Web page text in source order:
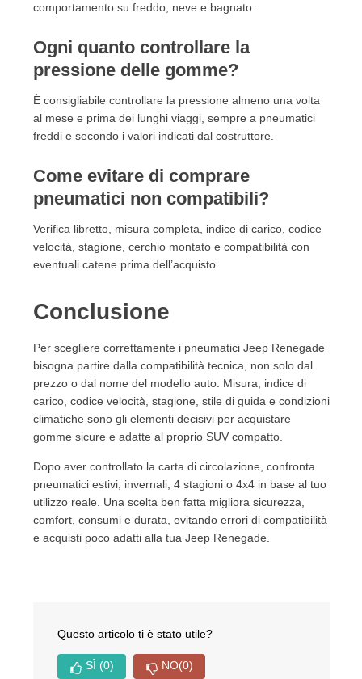
comportamento su freddo, neve e bagnato.
Ogni quanto controllare la
pressione delle gomme?
È consigliabile controllare la pressione almeno una volta
al mese e prima dei lunghi viaggi, sempre a pneumatici
freddi e secondo i valori indicati dal costruttore.
Come evitare di comprare
pneumatici non compatibili?
Verifica libretto, misura completa, indice di carico, codice
velocità, stagione, cerchio montato e compatibilità con
eventuali catene prima dell’acquisto.
Conclusione
Per scegliere correttamente i pneumatici Jeep Renegade
bisogna partire dalla compatibilità tecnica, non solo dal
prezzo o dal nome del modello auto. Misura, indice di
carico, codice velocità, stagione, stile di guida e condizioni
climatiche sono gli elementi decisivi per acquistare
gomme sicure e adatte al proprio SUV compatto.
Dopo aver controllato la carta di circolazione, confronta
pneumatici estivi, invernali, 4 stagioni o 4x4 in base al tuo
utilizzo reale. Una scelta ben fatta migliora sicurezza,
comfort, consumi e durata, evitando errori di compatibilità
e acquisti poco adatti alla tua Jeep Renegade.
Questo articolo ti è stato utile?
SÌ (0) NO(0)